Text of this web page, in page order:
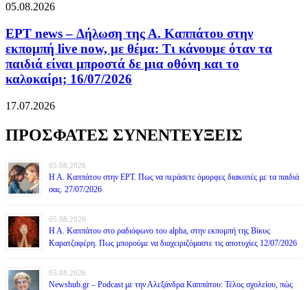
05.08.2026
ΕΡΤ news – Δήλωση της Α. Καππάτου στην
εκπομπή live now, με θέμα: Τι κάνουμε όταν τα
παιδιά είναι μπροστά δε μια οθόνη και το
καλοκαίρι; 16/07/2026
17.07.2026
ΠΡΟΣΦΑΤΕΣ ΣΥΝΕΝΤΕΥΞΕΙΣ
05.08.2026
Η Α. Καππάτου στην ΕΡΤ. Πως να περάσετε όμορφες διακοπές με τα παιδιά
σας. 27/07/2026
05.08.2026
Η Α. Καππάτου στο ραδιόφωνο του alpha, στην εκπομπή της Βίκυς
Καρατζαφέρη. Πως μπορούμε να διαχειριζόμαστε τις αποτυχίες 12/07/2026
05.08.2026
Newshub.gr – Podcast με την Αλεξάνδρα Καππάτου: Τέλος σχολείου, πώς